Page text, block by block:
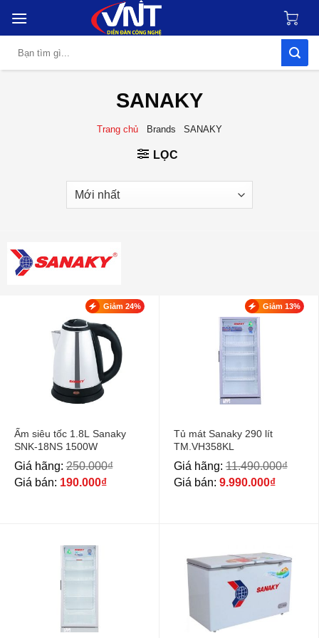
content
SANAKY
Trang chủ Brands SANAKY
LỌC
Giảm 24%
Ấm siêu tốc 1.8L Sanaky
SNK-18NS 1500W
Giá hãng:250.000₫
Giá bán: 190.000₫
Giảm 13%
Tủ mát Sanaky 290 lít
TM.VH358KL
Giá hãng:11.490.000₫
Giá bán: 9.990.000₫